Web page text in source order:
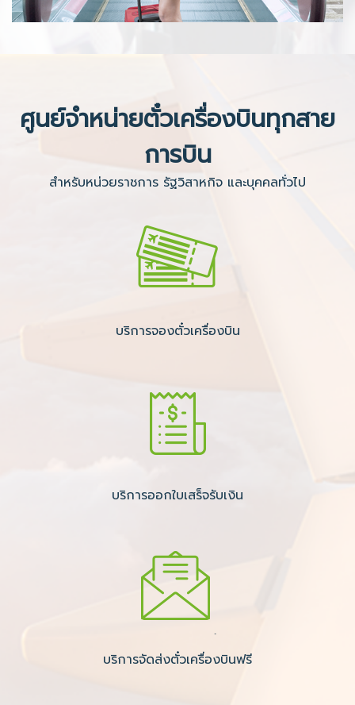
ศูนย์จำหน่ายตั๋วเครื่องบินทุกสาย
การบิน
สำหรับหน่วยราชการ รัฐวิสาหกิจ และบุคคลทั่วไป
บริการจองตั๋วเครื่องบิน
บริการออกใบเสร็จรับเงิน
บริการจัดส่งตั๋วเครื่องบินฟรี